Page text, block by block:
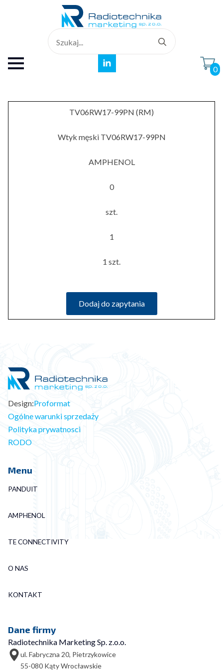
for:
0
TV06RW17-99PN (RM)
Wtyk męski TV06RW17-99PN
AMPHENOL
0
szt.
1
1 szt.
Dodaj do zapytania
Design:Proformat
Ogólne warunki sprzedaży
Polityka prywatnosci
RODO
Menu
PANDUIT
AMPHENOL
TE CONNECTIVITY
O NAS
KONTAKT
Dane firmy
Radiotechnika Marketing Sp. z.o.o.
ul. Fabryczna 20, Pietrzykowice
55-080 Kąty Wrocławskie